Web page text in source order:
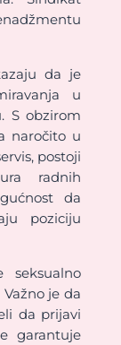
da je
u
S obzirom
naročito u
postoji
radnih
da
poziciju
seksualno
je da
da prijavi
garantuje